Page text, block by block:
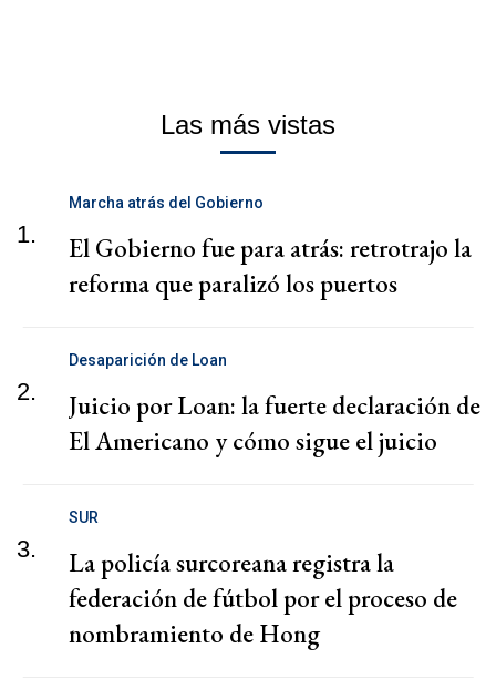
Las más vistas
1.
Marcha atrás del Gobierno
El Gobierno fue para atrás: retrotrajo la
reforma que paralizó los puertos
2.
Desaparición de Loan
Juicio por Loan: la fuerte declaración de
El Americano y cómo sigue el juicio
3.
SUR
La policía surcoreana registra la
federación de fútbol por el proceso de
nombramiento de Hong